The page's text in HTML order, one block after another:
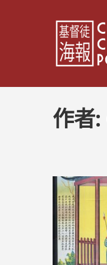
作者:
文
分
頁